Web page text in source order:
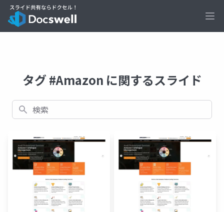
タグ #Amazon に関するスライド
検索